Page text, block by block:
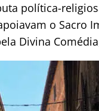
política-
o Sacro
Divina